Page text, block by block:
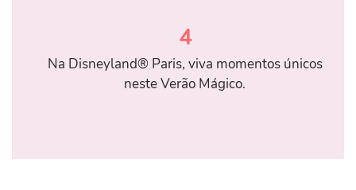
4
Na Disneyland® Paris, viva momentos únicos
neste Verão Mágico.